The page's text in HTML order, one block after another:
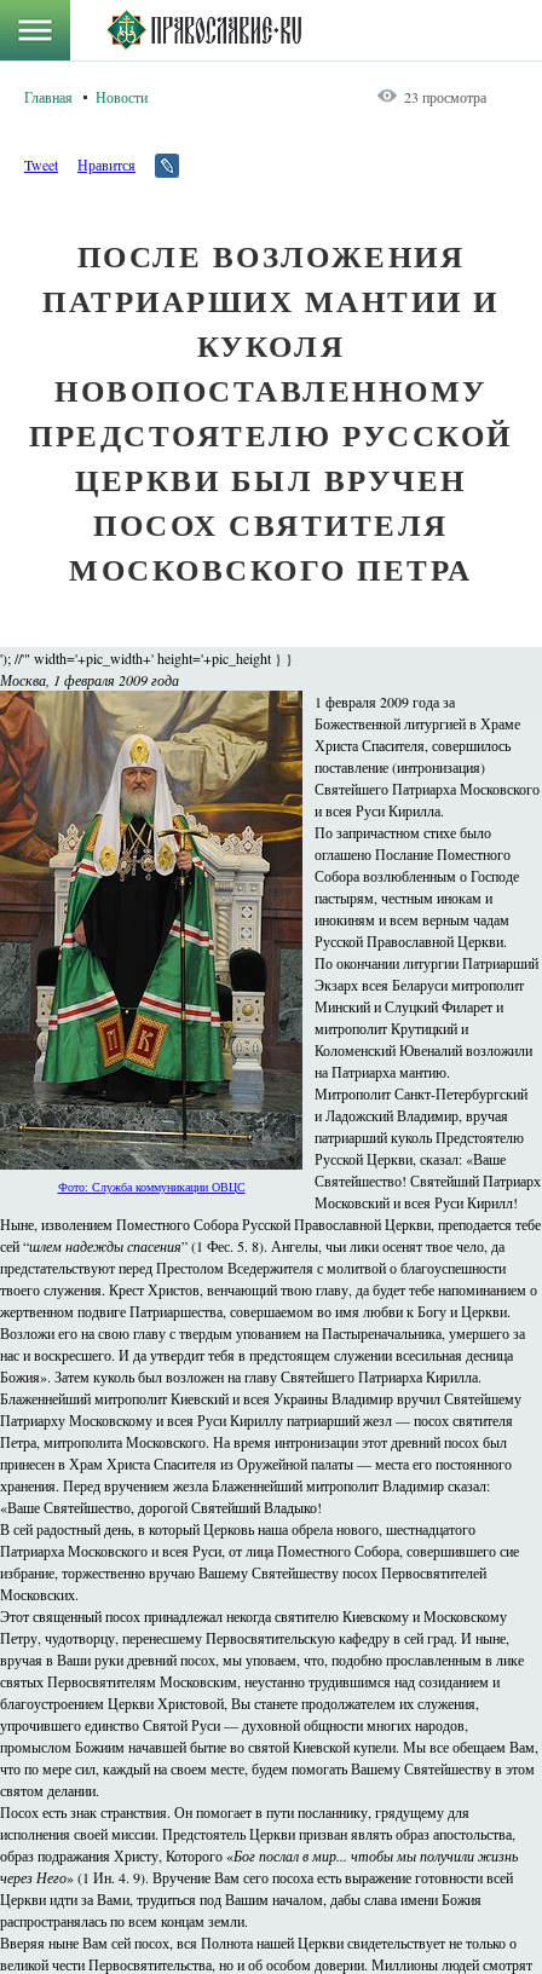
Главная Новости 23 просмотра
Tweet Нравится
ПОСЛЕ ВОЗЛОЖЕНИЯ
ПАТРИАРШИХ МАНТИИ И
КУКОЛЯ
НОВОПОСТАВЛЕННОМУ
ПРЕДСТОЯТЕЛЮ РУССКОЙ
ЦЕРКВИ БЫЛ ВРУЧЕН
ПОСОХ СВЯТИТЕЛЯ
МОСКОВСКОГО ПЕТРА
'); //'" width='+pic_width+' height='+pic_height } }
Москва, 1 февраля 2009 года
Фото: Служба коммуникации ОВЦС
1 февраля 2009 года за
Божественной литургией в Храме
Христа Спасителя, совершилось
поставление (интронизация)
Святейшего Патриарха Московского
и всея Руси Кирилла.
По запричастном стихе было
оглашено Послание Поместного
Собора возлюбленным о Господе
пастырям, честным инокам и
инокиням и всем верным чадам
Русской Православной Церкви.
По окончании литургии Патриарший
Экзарх всея Беларуси митрополит
Минский и Слуцкий Филарет и
митрополит Крутицкий и
Коломенский Ювеналий возложили
на Патриарха мантию.
Митрополит Санкт-Петербургский
и Ладожский Владимир, вручая
патриарший куколь Предстоятелю
Русской Церкви, сказал: «Ваше
Святейшество! Святейший Патриарх
Московский и всея Руси Кирилл!
Ныне, изволением Поместного Собора Русской Православной Церкви, преподается тебе
сей “шлем надежды спасения” (1 Фес. 5. 8). Ангелы, чьи лики осенят твое чело, да
предстательствуют перед Престолом Вседержителя с молитвой о благоуспешности
твоего служения. Крест Христов, венчающий твою главу, да будет тебе напоминанием о
жертвенном подвиге Патриаршества, совершаемом во имя любви к Богу и Церкви.
Возложи его на свою главу с твердым упованием на Пастыреначальника, умершего за
нас и воскресшего. И да утвердит тебя в предстоящем служении всесильная десница
Божия». Затем куколь был возложен на главу Святейшего Патриарха Кирилла.
Блаженнейший митрополит Киевский и всея Украины Владимир вручил Святейшему
Патриарху Московскому и всея Руси Кириллу патриарший жезл — посох святителя
Петра, митрополита Московского. На время интронизации этот древний посох был
принесен в Храм Христа Спасителя из Оружейной палаты — места его постоянного
хранения. Перед вручением жезла Блаженнейший митрополит Владимир сказал:
«Ваше Святейшество, дорогой Святейший Владыко!
В сей радостный день, в который Церковь наша обрела нового, шестнадцатого
Патриарха Московского и всея Руси, от лица Поместного Собора, совершившего сие
избрание, торжественно вручаю Вашему Святейшеству посох Первосвятителей
Московских.
Этот священный посох принадлежал некогда святителю Киевскому и Московскому
Петру, чудотворцу, перенесшему Первосвятительскую кафедру в сей град. И ныне,
вручая в Ваши руки древний посох, мы уповаем, что, подобно прославленным в лике
святых Первосвятителям Московским, неустанно трудившимся над созиданием и
благоустроением Церкви Христовой, Вы станете продолжателем их служения,
упрочившего единство Святой Руси — духовной общности многих народов,
промыслом Божиим начавшей бытие во святой Киевской купели. Мы все обещаем Вам,
что по мере сил, каждый на своем месте, будем помогать Вашему Святейшеству в этом
святом делании.
Посох есть знак странствия. Он помогает в пути посланнику, грядущему для
исполнения своей миссии. Предстоятель Церкви призван являть образ апостольства,
образ подражания Христу, Которого «Бог послал в мир... чтобы мы получили жизнь
через Него» (1 Ин. 4. 9). Вручение Вам сего посоха есть выражение готовности всей
Церкви идти за Вами, трудиться под Вашим началом, дабы слава имени Божия
распространялась по всем концам земли.
Вверяя ныне Вам сей посох, вся Полнота нашей Церкви свидетельствует не только о
великой чести Первосвятительства, но и об особом доверии. Миллионы людей смотрят